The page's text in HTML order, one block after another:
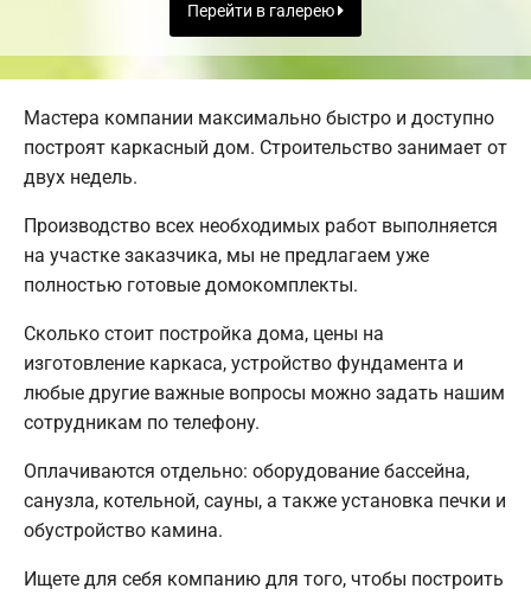
Перейти в галерею
Мастера компании максимально быстро и доступно
построят каркасный дом. Строительство занимает от
двух недель.
Производство всех необходимых работ выполняется
на участке заказчика, мы не предлагаем уже
полностью готовые домокомплекты.
Сколько стоит постройка дома, цены на
изготовление каркаса, устройство фундамента и
любые другие важные вопросы можно задать нашим
сотрудникам по телефону.
Оплачиваются отдельно: оборудование бассейна,
санузла, котельной, сауны, а также установка печки и
обустройство камина.
Ищете для себя компанию для того, чтобы построить